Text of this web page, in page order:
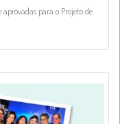
para o Projeto de